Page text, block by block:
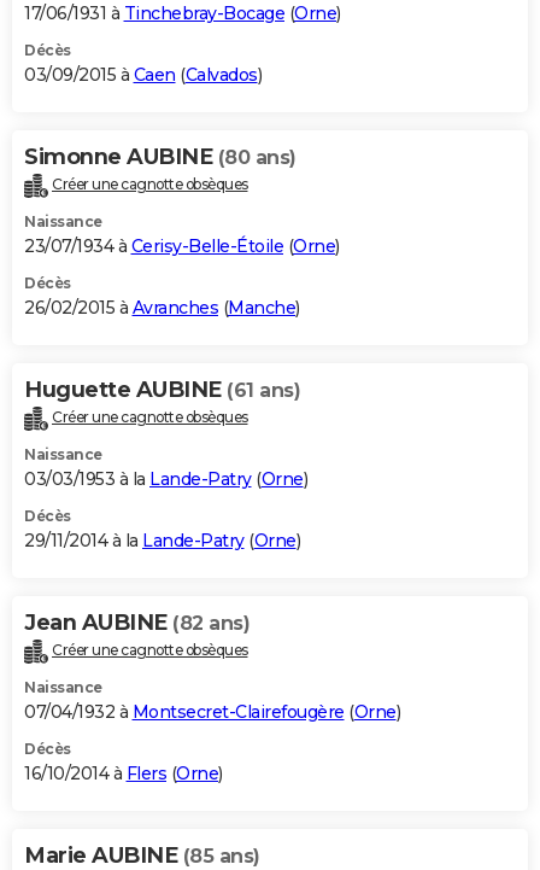
17/06/1931 à Tinchebray-Bocage (Orne)
Décès
03/09/2015 à Caen (Calvados)
Simonne AUBINE (80 ans)
Créer une cagnotte obsèques
Naissance
23/07/1934 à Cerisy-Belle-Étoile (Orne)
Décès
26/02/2015 à Avranches (Manche)
Huguette AUBINE (61 ans)
Créer une cagnotte obsèques
Naissance
03/03/1953 à la Lande-Patry(Orne)
Décès
29/11/2014 à la Lande-Patry(Orne)
Jean AUBINE (82 ans)
Créer une cagnotte obsèques
Naissance
07/04/1932 à Montsecret-Clairefougère (Orne)
Décès
16/10/2014 à Flers (Orne)
Marie AUBINE (85 ans)